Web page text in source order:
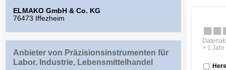
ELMAKO GmbH & Co. KG
76473 Iffezheim
Anbieter von Präzisionsinstrumenten für
Labor, Industrie, Lebensmittelhandel
> 1 Jahr